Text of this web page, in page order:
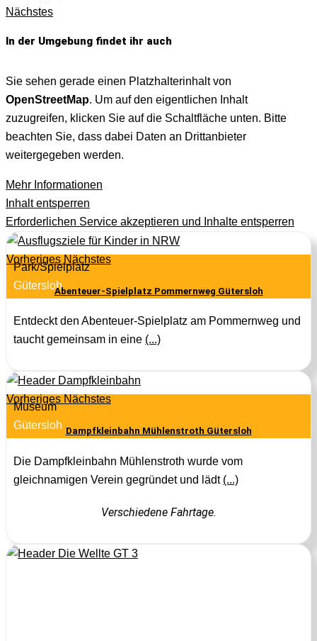
Nächstes
In der Umgebung findet ihr auch
Sie sehen gerade einen Platzhalterinhalt von
OpenStreetMap. Um auf den eigentlichen Inhalt
zuzugreifen, klicken Sie auf die Schaltfläche unten. Bitte
beachten Sie, dass dabei Daten an Drittanbieter
weitergegeben werden.
Mehr Informationen
Inhalt entsperren
Erforderlichen Service akzeptieren und Inhalte entsperren
Vorheriges Nächstes
Park/Spielplatz
GüterslohAbenteuer-Spielplatz Pommernweg Gütersloh
Entdeckt den Abenteuer-Spielplatz am Pommernweg und
taucht gemeinsam in eine (...)
Vorheriges Nächstes
Museum
Gütersloh Dampfkleinbahn Mühlenstroth Gütersloh
Die Dampfkleinbahn Mühlenstroth wurde vom
gleichnamigen Verein gegründet und lädt (...)
Verschiedene Fahrtage.